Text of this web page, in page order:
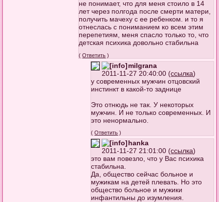
не понимает, что для меня стоило в 14
лет через полгода после смерти матери,
получить мачеху с ее ребенком. и то я
отнеслась с пониманием ко всем этим
перепетиям, меня спасло только то, что
детская психика довольно стабильна
(Ответить )
milgrana
2011-11-27 20:40:00 (ссылка)
у современных мужчин отцовский
инстинкт в какой-то заднице
Это отнюдь не так. У некоторых
мужчин. И не только современных. И
это ненормально.
(Ответить )
hanka
2011-11-27 21:01:00 (ссылка)
это вам повезло, что у Вас психика
стабильна.
Да, общество сейчас больное и
мужикам на детей плевать. Но это
общество больное и мужики
инфантильны до изумления.